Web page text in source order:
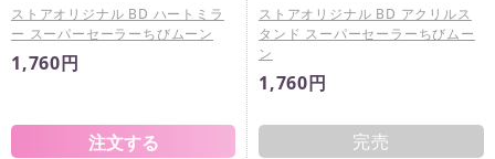
ストアオリジナル BD ハートミラ
ー スーパーセーラーちびムーン
1,760円
ストアオリジナル BD アクリルス
タンド スーパーセーラーちびムー
ン
1,760円
完売